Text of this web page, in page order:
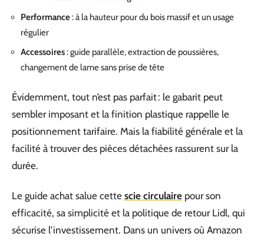
Performance: à la hauteur pour du bois massif et un usage
régulier
Accessoires: guide parallèle, extraction de poussières,
changement de lame sans prise de tête
Évidemment, tout n’est pas parfait : le gabarit peut
sembler imposant et la finition plastique rappelle le
positionnement tarifaire. Mais la fiabilité générale et la
facilité à trouver des pièces détachées rassurent sur la
durée.
Le guide achat salue cette scie circulaire pour son
efficacité, sa simplicité et la politique de retour Lidl, qui
sécurise l’investissement. Dans un univers où Amazon